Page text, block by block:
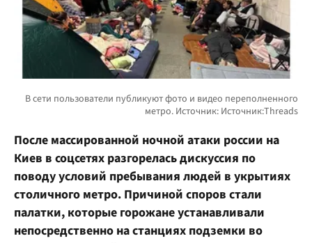
После массированной ночной атаки россии на
Киев в соцсетях разгорелась дискуссия по
поводу условий пребывания людей в укрытиях
столичного метро. Причиной споров стали
палатки, которые горожане устанавливали
непосредственно на станциях подземки во